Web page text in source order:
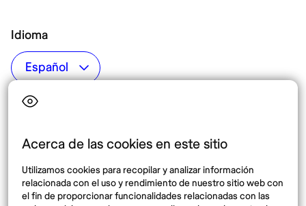
Acerca de las cookies en este sitio
Utilizamos cookies para recopilar y analizar información
relacionada con el uso y rendimiento de nuestro sitio web con
el fin de proporcionar funcionalidades relacionadas con las
Idioma
Top destinos
México
España
Destinos